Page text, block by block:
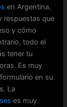
en Argentina,
respuestas que
y cómo
todo el
tener tu
Es muy
en su
La
es muy